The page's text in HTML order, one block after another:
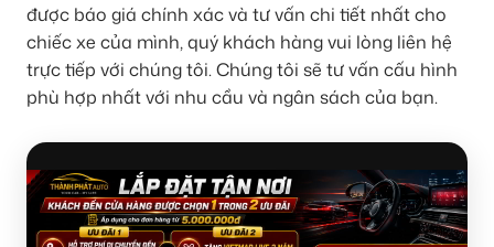
được báo giá chính xác và tư vấn chi tiết nhất cho
chiếc xe của mình, quý khách hàng vui lòng liên hệ
trực tiếp với chúng tôi. Chúng tôi sẽ tư vấn cấu hình
phù hợp nhất với nhu cầu và ngân sách của bạn.